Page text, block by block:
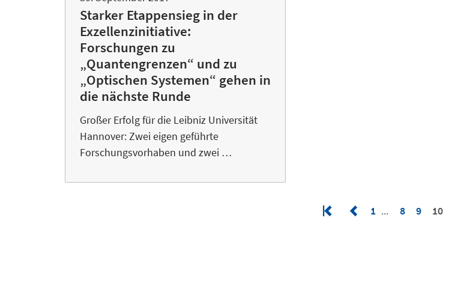
Starker Etappensieg in der
Exzellenzinitiative:
Forschungen zu
„Quantengrenzen“ und zu
„Optischen Systemen“ gehen in
die nächste Runde
Großer Erfolg für die Leibniz Universität
Hannover: Zwei eigen geführte
Forschungsvorhaben und zwei …
1 8 9 10